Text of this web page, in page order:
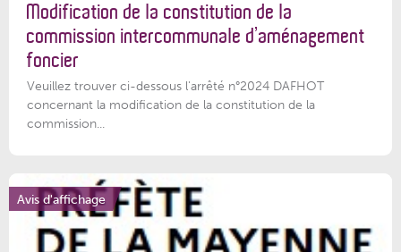
Modification de la constitution de la
commission intercommunale d’aménagement
foncier
Veuillez trouver ci-dessous l'arrêté n°2024 DAFHOT
concernant la modification de la constitution de la
commission...
Avis d'affichage